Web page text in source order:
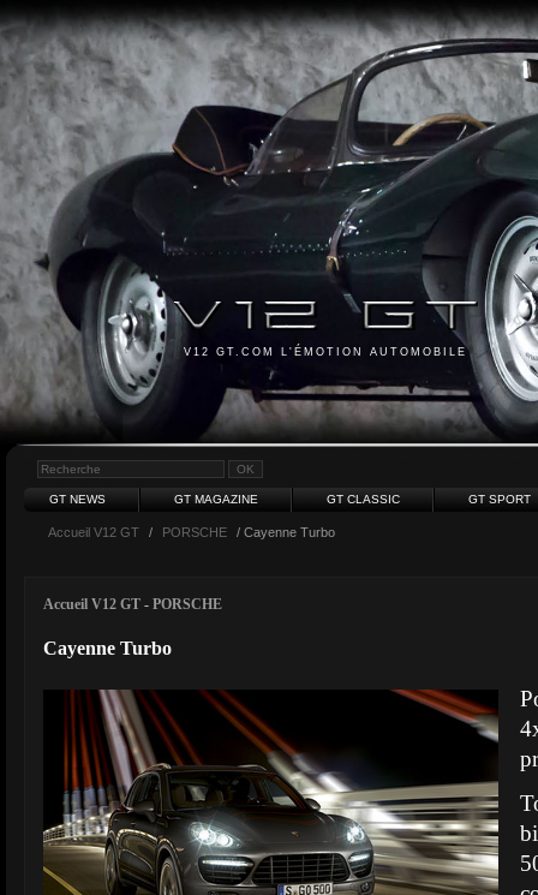
V12 GT.COM L'ÉMOTION AUTOMOBILE
GT NEWS GT MAGAZINE GT CLASSIC GT SPORT
Accueil V12 GT / PORSCHE / Cayenne Turbo
Accueil V12 GT - PORSCHE
Cayenne Turbo